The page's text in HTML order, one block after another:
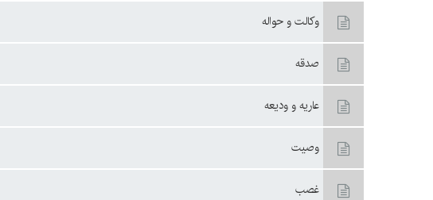
وكالت و حواله
صدقه
عاريه و وديعه
وصيت
غصب